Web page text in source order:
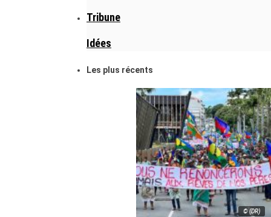
Tribune
Idées
Les plus récents
© (DR)